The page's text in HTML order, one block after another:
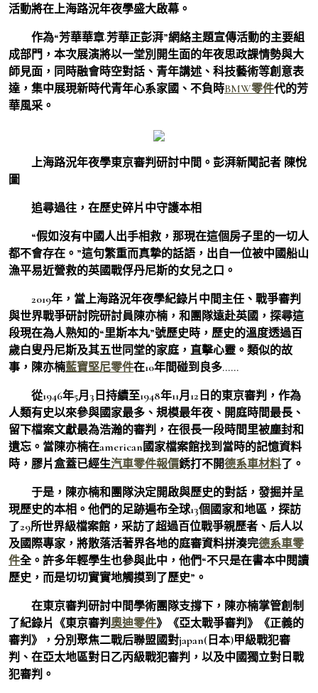
活動將在上海路況年夜學盛大啟幕。
作為“芳華華章·芳華正彭湃”網絡主題宣傳活動的主要組
成部門，本次展演將以一堂別開生面的年夜思政課情勢與大
師見面，同時融會時空對話、青年講述、科技藝術等創意表
達，集中展現新時代青年心系家國、不負時BMW零件代的芳
華風采。
上海路況年夜學東京審判研討中間。彭湃新聞記者 陳悅
圖
追尋過往，在歷史碎片中守護本相
“假如沒有中國人出手相救，那現在這個房子里的一切人
都不會存在。”這句繁重而真摯的話語，出自一位被中國船山
漁平易近營救的英國戰俘丹尼斯的女兒之口。
2019年，當上海路況年夜學紀錄片中間主任、戰爭審判
與世界戰爭研討院研討員陳亦楠，和團隊遠赴英國，探尋這
段現在為人熟知的“里斯本丸”號歷史時，歷史的溫度透過百
歲白叟丹尼斯及其五世同堂的家庭，直擊心靈。類似的故
事，陳亦楠藍寶堅尼零件在10年間碰到良多……
從1946年5月3日持續至1948年11月12日的東京審判，作為
人類有史以來參與國家最多、規模最年夜、開庭時間最長、
留下檔案文獻最為浩瀚的審判，在很長一段時間里被塵封和
遺忘。當陳亦楠在american國家檔案館找到當時的記憶資料
時，膠片盒蓋已經生汽車零件報價銹打不開德系車材料了。
于是，陳亦楠和團隊決定開啟與歷史的對話，發掘并呈
現歷史的本相。他們的足跡遍布全球13個國家和地區，探訪
了29所世界級檔案館，采訪了超過百位戰爭親歷者、后人以
及國際專家，將散落活著界各地的庭審資料拼湊完德系車零
件全。許多年輕學生也參與此中，他們“不只是在書本中閱讀
歷史，而是切切實實地觸摸到了歷史”。
在東京審判研討中間學術團隊支撐下，陳亦楠掌管創制
了紀錄片《東京審判 奧迪零件》《亞太戰爭審判》《正義的
審判》，分別聚焦二戰后聯盟國對japan(日本)甲級戰犯審
判、在亞太地區對日乙丙級戰犯審判，以及中國獨立對日戰
犯審判。